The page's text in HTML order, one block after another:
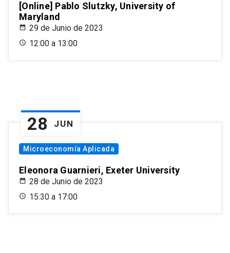
[Online] Pablo Slutzky, University of
Maryland
29 de Junio de 2023
12:00 a 13:00
28 JUN
Microeconomía Aplicada
Eleonora Guarnieri, Exeter University
28 de Junio de 2023
15:30 a 17:00